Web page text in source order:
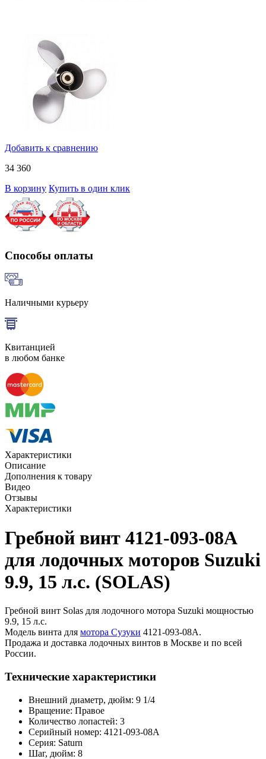
Добавить к сравнению
34 360
В корзину Купить в один клик
Способы оплаты
Наличными курьеру
Квитанцией
в любом банке
Характеристики
Описание
Дополнения к товару
Видео
Отзывы
Характеристики
Гребной винт 4121-093-08A
для лодочных моторов Suzuki
9.9, 15 л.с. (SOLAS)
Гребной винт Solas для лодочного мотора Suzuki мощностью
9.9, 15 л.с.
Модель винта для мотора Сузуки 4121-093-08A.
Продажа и доставка лодочных винтов в Москве и по всей
России.
Технические характеристики
Внешний диаметр, дюйм: 9 1/4
Вращение: Правое
Количество лопастей: 3
Серийный номер: 4121-093-08A
Серия: Saturn
Шаг, дюйм: 8